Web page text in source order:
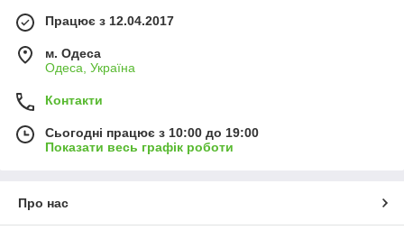
Працює з 12.04.2017
м. Одеса
Одеса, Україна
Контакти
Сьогодні працює з 10:00 до 19:00
Показати весь графік роботи
Про нас